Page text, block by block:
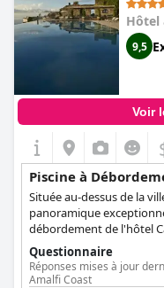
Hôtel
9,5
Voir
Piscine à
Située au-dessus de la
panoramique
débordement de l'hôtel
architecturale.
Questionnaire
Réponses mises à jour
Amalfi Coast